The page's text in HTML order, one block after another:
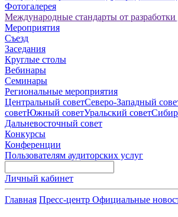
Фотогалерея
Международные стандарты от разработки
Мероприятия
Съезд
Заседания
Круглые столы
Вебинары
Семинары
Региональные мероприятия
Центральный советСеверо-Западный
советЮжный советУральский совет
Дальневосточный совет
Конкурсы
Конференции
Пользователям аудиторских услуг
Личный кабинет
Главная Пресс-центр Официальные